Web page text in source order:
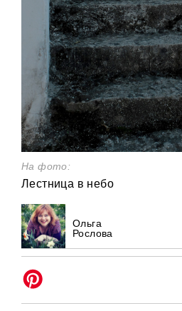
На фото:
Лестница в небо
Ольга
Рослова